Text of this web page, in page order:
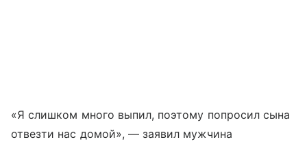
«Я слишком много выпил, поэтому попросил сына
отвезти нас домой», — заявил мужчина